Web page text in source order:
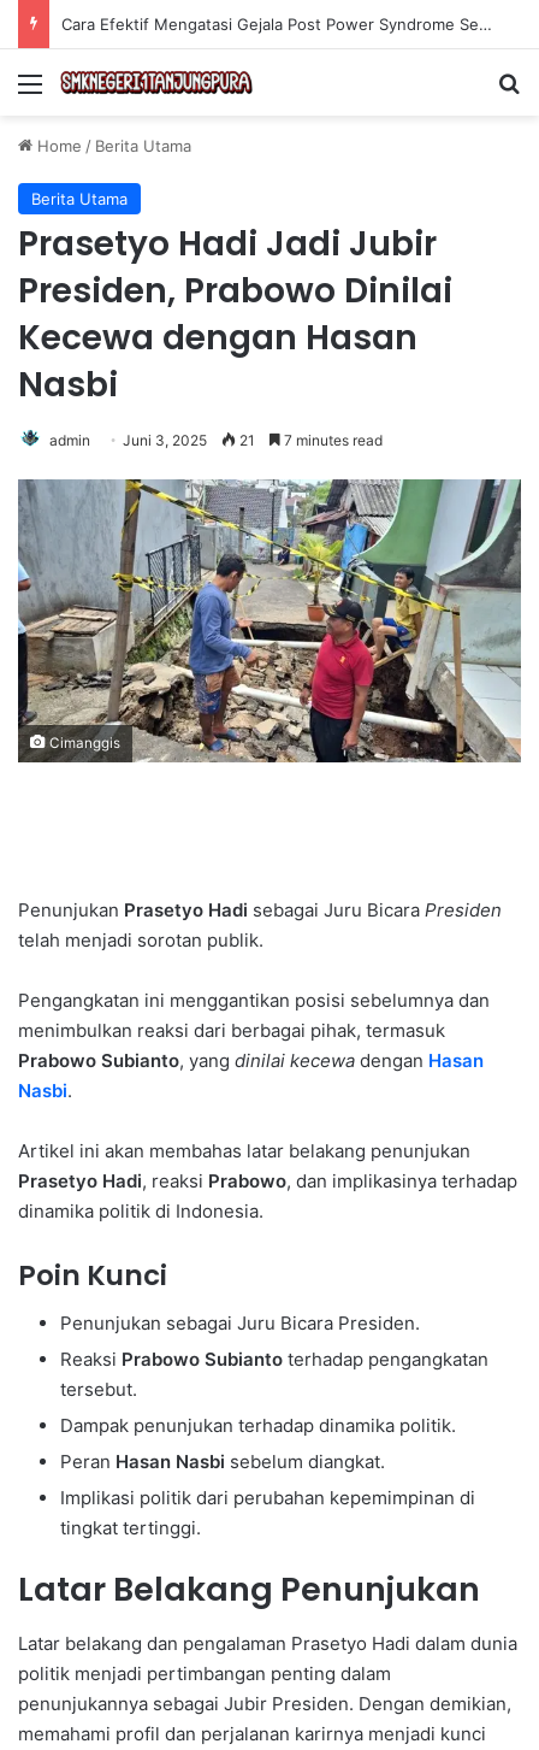
Cara Efektif Mengatasi Gejala Post Power Syndrome Setelah Pensiun Kerja
Menu
Home / Berita Utama
Berita Utama
Prasetyo Hadi Jadi Jubir
Presiden, Prabowo Dinilai
Kecewa dengan Hasan
Nasbi
admin Juni 3, 2025 21 7 minutes read
Cimanggis
Penunjukan Prasetyo Hadi sebagai Juru Bicara Presiden
telah menjadi sorotan publik.
Pengangkatan ini menggantikan posisi sebelumnya dan
menimbulkan reaksi dari berbagai pihak, termasuk
Prabowo Subianto, yang dinilai kecewa dengan Hasan
Nasbi.
Artikel ini akan membahas latar belakang penunjukan
Prasetyo Hadi, reaksi Prabowo, dan implikasinya terhadap
dinamika politik di Indonesia.
Poin Kunci
Penunjukan sebagai Juru Bicara Presiden.
Reaksi Prabowo Subianto terhadap pengangkatan
tersebut.
Dampak penunjukan terhadap dinamika politik.
Peran Hasan Nasbi sebelum diangkat.
Implikasi politik dari perubahan kepemimpinan di
tingkat tertinggi.
Latar Belakang Penunjukan
Latar belakang dan pengalaman Prasetyo Hadi dalam dunia
politik menjadi pertimbangan penting dalam
penunjukannya sebagai Jubir Presiden. Dengan demikian,
memahami profil dan perjalanan karirnya menjadi kunci